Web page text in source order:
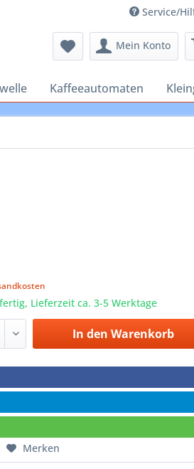
Service/
Mein Konto
Kaffeeautomaten
Lieferzeit ca. 3-5 Werktage
In den Warenkorb
Merken